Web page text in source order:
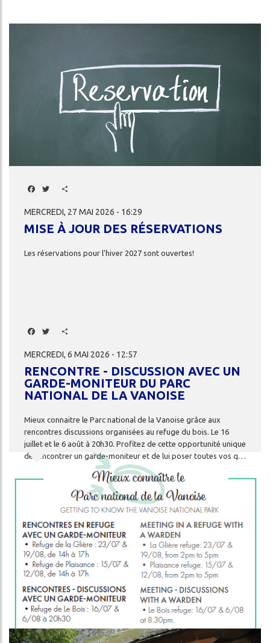
Facebook
Twitter
MERCREDI, 27 MAI 2026 - 16:29
MISE À JOUR DES RÉSERVATIONS
Les réservations pour l'hiver 2027 sont ouvertes!
Facebook
Twitter
MERCREDI, 6 MAI 2026 - 12:57
RENCONTRE - DISCUSSION AVEC UN
GARDE-MONITEUR DU PARC
NATIONAL DE LA VANOISE
Mieux connaitre le Parc national de la Vanoise grâce aux
rencontres discussions organisées au refuge du bois. Le 16
juillet et le 6 août à 20h30. Profitez de cette opportunité unique
de rencontrer un garde-moniteur et de lui poser toutes vos questions.
Image
Image